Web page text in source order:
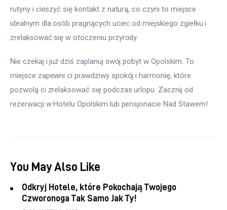
rutyny i cieszyć się kontakt z naturą, co czyni to miejsce
idealnym dla osób pragnących uciec od miejskiego zgiełku i
zrelaksować się w otoczeniu przyrody.
Nie czekaj i już dziś zaplanuj swój pobyt w Opolskim. To
miejsce zapewni ci prawdziwy spokój i harmonię, które
pozwolą ci zrelaksować się podczas urlopu. Zacznij od
rezerwacji w Hotelu Opolskim lub pensjonacie Nad Stawem!
You May Also Like
Odkryj Hotele, które Pokochają Twojego
Czworonoga Tak Samo Jak Ty!